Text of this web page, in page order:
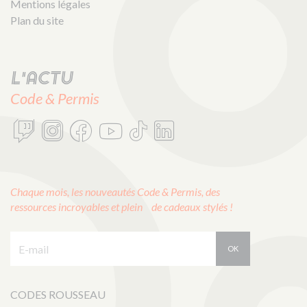
Mentions légales
Plan du site
L'actu
Code & Permis
Chaque mois, les nouveautés Code & Permis, des
ressources incroyables et plein de cadeaux stylés !
OK
CODES ROUSSEAU